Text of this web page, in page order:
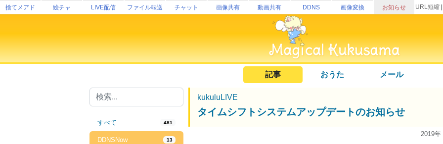
捨てメアド 絵チャ LIVE配信 ファイル転送 チャット 画像共有 動画共有 DDNS 画像変換 お知らせ URL短縮
記事 おうた メール
すべて 481
DDNSNow 13
kukuluLIVE
タイムシフトシステムアップデートのお知らせ
2019年